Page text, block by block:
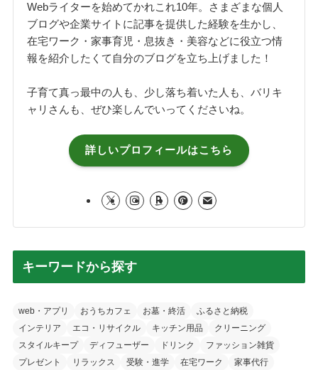
Webライターを始めてかれこれ10年。さまざまな個人
ブログや企業サイトに記事を提供した経験を生かし、
在宅ワーク・家事育児・息抜き・美容などに役立つ情
報を紹介したくて自分のブログを立ち上げました！
子育て真っ最中の人も、少し落ち着いた人も、バリキ
ャリさんも、ぜひ楽しんでいってくださいね。
詳しいプロフィールはこちら
キーワードから探す
web・アプリ おうちカフェ お墓・終活
ふるさと納税
インテリア
エコ・リサイクル キッチン用品
クリーニング
スタイルキープ
ディフューザー ドリンク
ファッション雑貨
プレゼント
リラックス 受験・進学 在宅ワーク
家事代行